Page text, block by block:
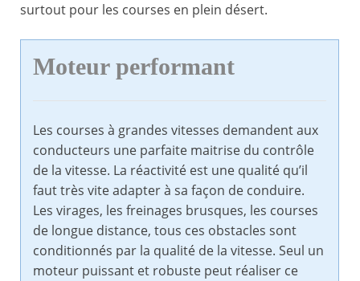
surtout pour les courses en plein désert.
Moteur performant
Les courses à grandes vitesses demandent aux
conducteurs une parfaite maitrise du contrôle
de la vitesse. La réactivité est une qualité qu’il
faut très vite adapter à sa façon de conduire.
Les virages, les freinages brusques, les courses
de longue distance, tous ces obstacles sont
conditionnés par la qualité de la vitesse. Seul un
moteur puissant et robuste peut réaliser ce